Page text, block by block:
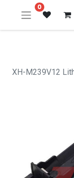
0
XH-M239V12